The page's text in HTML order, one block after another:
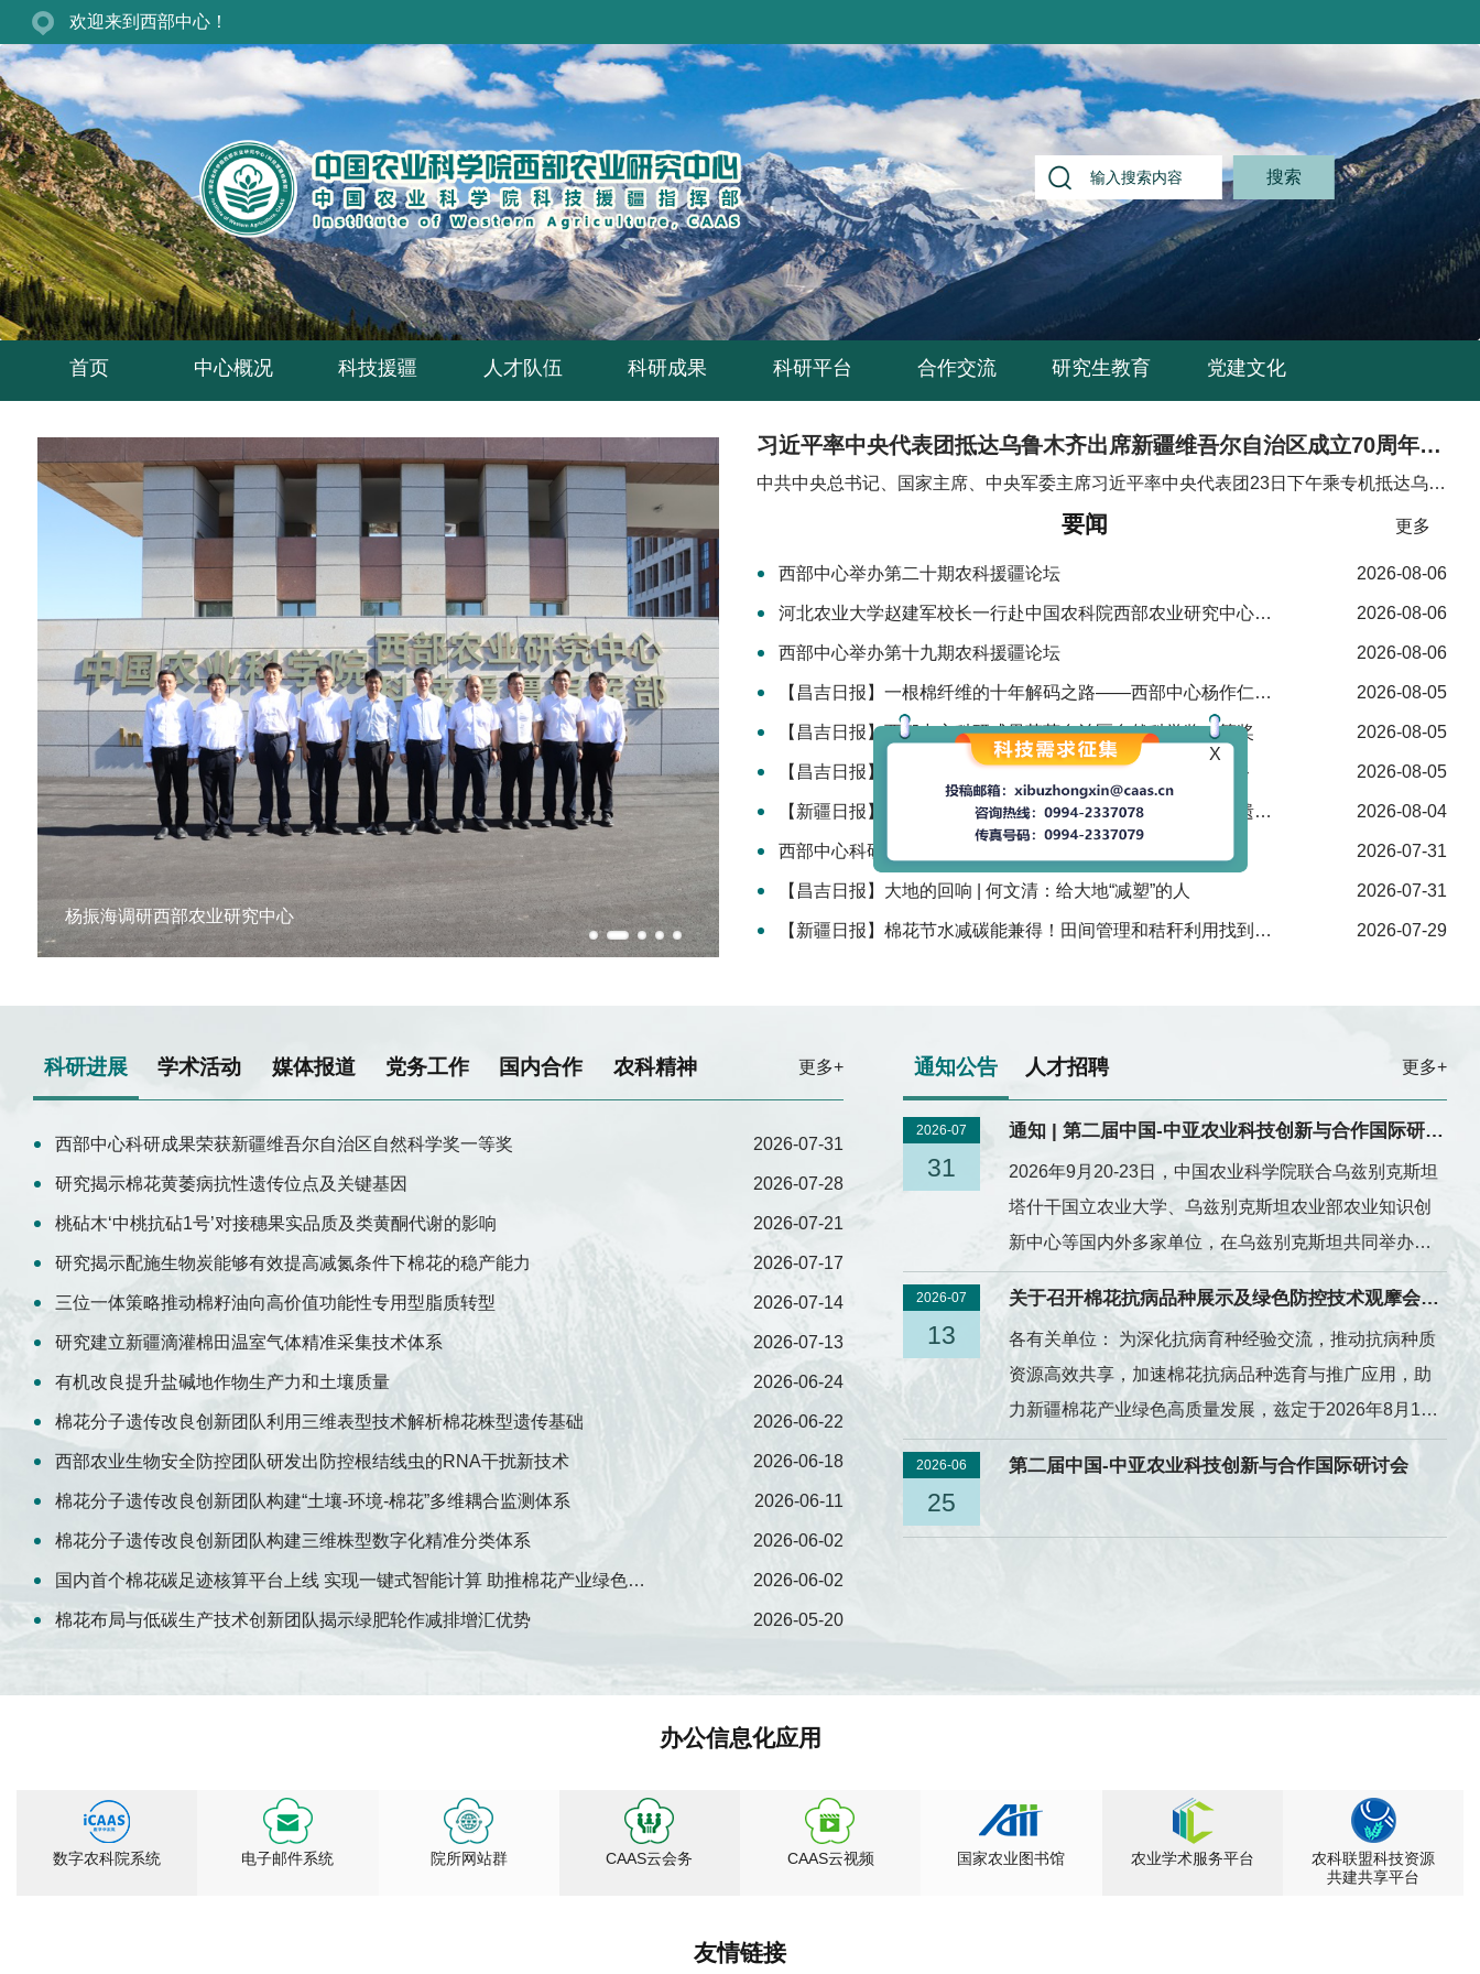
欢迎来到西部中心！
搜索
首页 中心概况 科技援疆 人才队伍 科研成果 科研平台 合作交流 研究生教育 党建文化
习近平率中央代表团抵达乌鲁木齐出席新疆维吾尔自治区成立70周年庆祝活动
杨振海调研西部农业研究中心
新华网：第十次全国对口支援新疆工作会议召开 王沪宁出席并讲话
院党组书记杨振海到西部中心调研 【新疆日报】扎根新疆 科技赋能农业高质量发展——中国农业科学院西部农业研究中心科技援疆工作纪实
习近平率中央代表团抵达乌鲁木齐出席新疆维吾尔自治区成立70周年庆祝活动
中共中央总书记、国家主席、中央军委主席习近平率中央代表团23日下午乘专机抵达乌鲁
木齐，出席新疆维吾尔自治区成立70周年庆祝活动。习近平等在机场和乌鲁木齐市区受到
要闻 更多
西部中心举办第二十期农科援疆论坛 2026-08-06
河北农业大学赵建军校长一行赴中国农科院西部农业研究中心调研座谈 2026-08-06
西部中心举办第十九期农科援疆论坛 2026-08-06
【昌吉日报】一根棉纤维的十年解码之路——西部中心杨作仁团队斩获2025年度自治区自然科学奖一等奖纪实 2026-08-05
【昌吉日报】西部中心科研成果荣获自治区自然科学奖一等奖 2026-08-05
【昌吉日报】大地的回响 | 杨作仁：守一片棉田，闯一条新路 2026-08-05
【新疆日报】破解新疆棉花黄萎病难题！科研团队找到抗病遗传位点和关键基因 2026-08-04
西部中心科研成果荣获新疆维吾尔自治区自然科学奖一等奖 2026-07-31
【昌吉日报】大地的回响 | 何文清：给大地“减塑”的人 2026-07-31
【新疆日报】棉花节水减碳能兼得！田间管理和秸秆利用找到新路径 2026-07-29
更多+
科研进展 学术活动 媒体报道 党务工作 国内合作 农科精神
西部中心科研成果荣获新疆维吾尔自治区自然科学奖一等奖 2026-07-31
研究揭示棉花黄萎病抗性遗传位点及关键基因 2026-07-28
桃砧木‘中桃抗砧1号’对接穗果实品质及类黄酮代谢的影响 2026-07-21
研究揭示配施生物炭能够有效提高减氮条件下棉花的稳产能力 2026-07-17
三位一体策略推动棉籽油向高价值功能性专用型脂质转型 2026-07-14
研究建立新疆滴灌棉田温室气体精准采集技术体系 2026-07-13
有机改良提升盐碱地作物生产力和土壤质量 2026-06-24
棉花分子遗传改良创新团队利用三维表型技术解析棉花株型遗传基础 2026-06-22
西部农业生物安全防控团队研发出防控根结线虫的RNA干扰新技术 2026-06-18
棉花分子遗传改良创新团队构建“土壤-环境-棉花”多维耦合监测体系 2026-06-11
棉花分子遗传改良创新团队构建三维株型数字化精准分类体系 2026-06-02
国内首个棉花碳足迹核算平台上线 实现一键式智能计算 助推棉花产业绿色低碳转型 2026-06-02
棉花布局与低碳生产技术创新团队揭示绿肥轮作减排增汇优势 2026-05-20
更多+
通知公告 人才招聘
2026-07
31
通知 | 第二届中国-中亚农业科技创新与合作国际研讨会，9月20-23日，乌兹别克斯坦
2026年9月20-23日，中国农业科学院联合乌兹别克斯坦
塔什干国立农业大学、乌兹别克斯坦农业部农业知识创
新中心等国内外多家单位，在乌兹别克斯坦共同举办第
二届中国-中亚农业科技创新与合作国际研...
2026-07
13
关于召开棉花抗病品种展示及绿色防控技术观摩会的通知
各有关单位： 为深化抗病育种经验交流，推动抗病种质
资源高效共享，加速棉花抗病品种选育与推广应用，助
力新疆棉花产业绿色高质量发展，兹定于2026年8月13
～14日在新疆石河子市召开棉花抗病品种展示及绿...
2026-06
25
第二届中国-中亚农业科技创新与合作国际研讨会
办公信息化应用
数字农科院系统 电子邮件系统 院所网站群 CAAS云会务 CAAS云视频 国家农业图书馆 农业学术服务平台
农科联盟科技资源
共建共享平台
友情链接